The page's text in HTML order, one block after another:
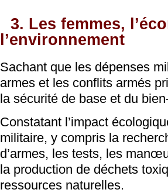
3. Les femmes,
l’environnement
Sachant que les dépenses
armes et les conflits armés
la sécurité de base et du
Constatant l’impact
militaire, y compris la
d’armes, les tests, les
la production de déchets
ressources naturelles.